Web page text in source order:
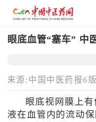
眼底血管“塞车” 中
来源:中国中医药报6版
眼底视网膜上
液在血管内的流动